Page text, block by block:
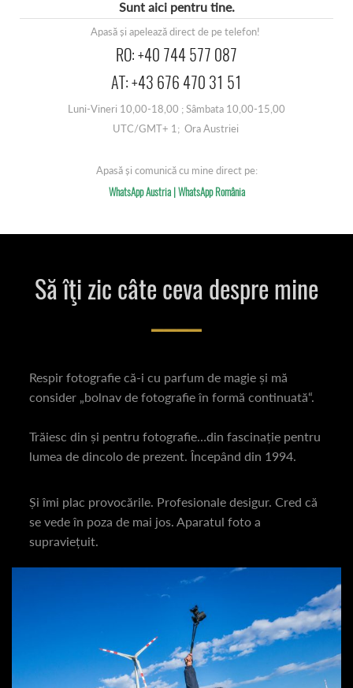
Sunt aici pentru tine.
Apasă și apelează direct de pe telefon!
RO: +40 744 577 087
AT: +43 676 470 31 51
Luni-Vineri 10,00-18,00 ; Sâmbata 10,00-15,00
UTC/GMT+ 1; Ora Austriei
Apasă și comunică cu mine direct pe:
WhatsApp Austria |WhatsApp România
Să îţi zic câte ceva despre mine
––––
Respir fotografie că-i cu parfum de magie și mă
consider „bolnav de fotografie în formă continuată“.
Trăiesc din și pentru fotografie…din fascinație pentru
lumea de dincolo de prezent. Începând din 1994.
Și îmi plac provocările. Profesionale desigur. Cred că
se vede în poza de mai jos. Aparatul foto a
supraviețuit.